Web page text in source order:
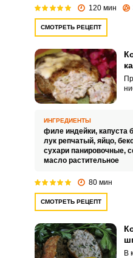
120 мин
СМОТРЕТЬ РЕЦЕПТ
ИНГРЕДИЕНТЫ
филе индейки, капуста
лук репчатый, яйцо,
сухари панировочные,
масло растительное
80 мин
СМОТРЕТЬ РЕЦЕПТ
В